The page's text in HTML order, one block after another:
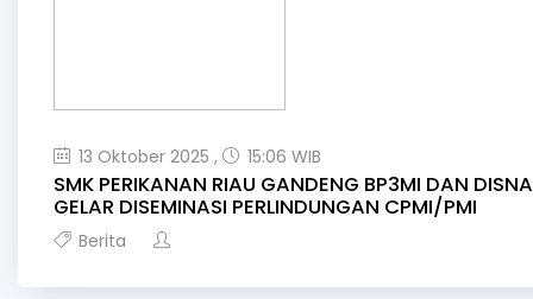
13 Oktober 2025 , 15:06 WIB
SMK PERIKANAN RIAU GANDENG BP3MI DAN
GELAR DISEMINASI PERLINDUNGAN CPMI/PMI
Berita